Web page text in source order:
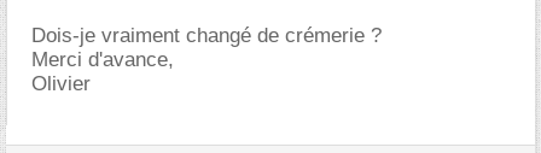
Dois-je vraiment changé de crémerie ?
Merci d'avance,
Olivier